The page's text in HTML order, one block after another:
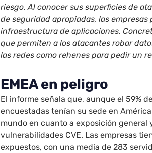
riesgo. Al conocer sus superficies de
de seguridad apropiadas, las
infraestructura de aplicaciones.
que permiten a los atacantes robar
las redes como rehenes para pedir un
EMEA en peligro
El informe señala que, aunque el 59%
encuestadas tenían su sede en
mundo en cuanto a exposición general
vulnerabilidades CVE. Las empresas
expuestos, con una media de 283